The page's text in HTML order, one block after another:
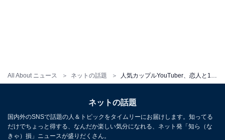
All About ニュース ネットの話題
ネットの話題
国内外のSNSで話題の人＆トピックをタイムリーにお届けします。知ってる
だけでちょっと得する、なんだか楽しい気分になれる、ネット発「知ら（な
きゃ）損」ニュースが盛りだくさん。